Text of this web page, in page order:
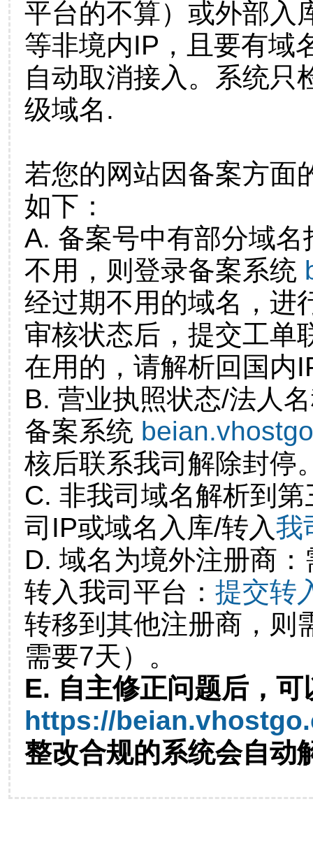
平台的不算）或外部入
等非境内IP，且要有域
自动取消接入。系统只
级域名.
若您的网站因备案方面
如下：
A. 备案号中有部分域
不用，则登录备案系统
经过期不用的域名，进
审核状态后，提交工单
在用的，请解析回国内
B. 营业执照状态/法人
备案系统
核后联系我司解除封停
C. 非我司域名解析到
司IP或域名入库/转入我
D. 域名为境外注册商
转入我司平台： 提交转
转移到其他注册商，则
需要7天）。
E. 自主修正问题后，可
https://
整改合规的系统会自动